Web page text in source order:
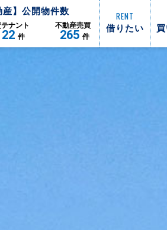
産】公開物件数
テナント
件
不動産売買
265 件
RENT
借りたい